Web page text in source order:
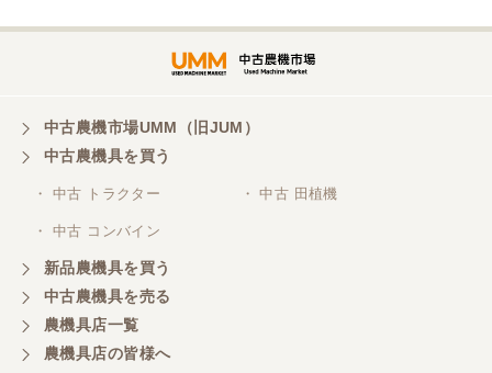
岐阜県／横倉林
岐阜県／横倉林
ありがとうございます
岐阜県／横倉林
ありがとうございます
中古農機市場UMM（旧JUM）
中古農機具を買う
・ 中古 トラクター ・ 中古 田植機
・ 中古 コンバイン
新品農機具を買う
中古農機具を売る
農機具店一覧
農機具店の皆様へ